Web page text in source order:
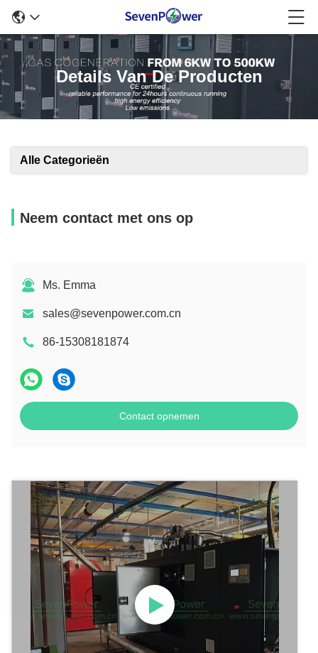
Details Van De Producten
Alle Categorieën
Neem contact met ons op
Ms. Emma
sales@sevenpower.com.cn
86-15308181874
Contact opnemen